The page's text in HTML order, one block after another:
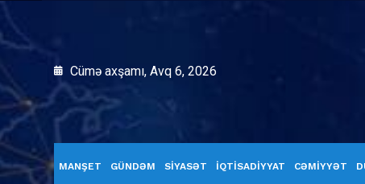
Cümə axşamı, Avq 6, 2026
MANŞET GÜNDƏM SİYASƏT İQTİSADİYYAT CƏMİYYƏT